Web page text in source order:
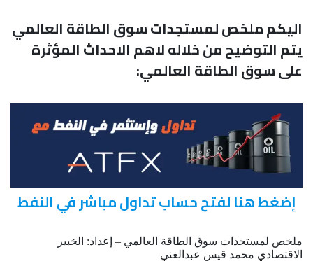
اليكم ملخص لمستجدات سوق الطاقة العالمي
يتم التوضيح من خلاله لاهم الاحداث المؤثرة
على سوق الطاقة العالمي:
إضغط هنا لفتح حساب تداول مباشر في النفط
ملخص لمستجدات سوق الطاقة العالمي – إعداد: الخبير
الاقتصادي محمد قيس عبدالغني